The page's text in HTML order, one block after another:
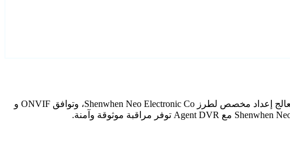
قم بتكوين Shenwhen Neo Electronic Co كاميرات IP الخاصة بك باستخدام Agent DVR. يتضمن برنامج المراقبة المجاني الخاص بنا معالج إعداد مخصص لطرز Shenwhen Neo Electronic Co، وتوافق ONVIF و